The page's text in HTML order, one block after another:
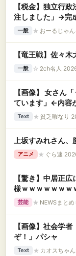
【税金】独立行
注しました」→完
一般 ★ おーるじゃ
【竜王戦】佐々
一般 ☆ 2ch名人
【画像】 女さん
ています」←内容
Text ★ 貧乏暇なり
上坂すみれさん、
アニメ ★ ぐら速
【驚き】中居正
様ｗｗｗｗｗｗｗ
芸能 ★ NEWSまと
【画像】社会学
ぞ！」パシャ
Text ★ カオスちゃ